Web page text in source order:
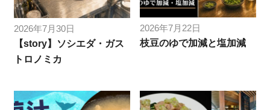
2026年7月30日
【story】ソシエダ・ガス
トロノミカ
2026年7月22日
枝豆のゆで加減と塩加減